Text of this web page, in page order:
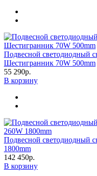
Подвесной светодиодный
Шестигранник 70W 500mm
55 290р.
В корзину
Подвесной светодиодный
1800mm
142 450р.
В корзину